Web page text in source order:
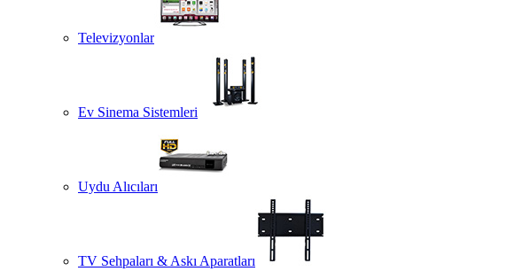
Televizyonlar
Ev Sinema Sistemleri
Uydu Alıcıları
TV Sehpaları & Askı Aparatları